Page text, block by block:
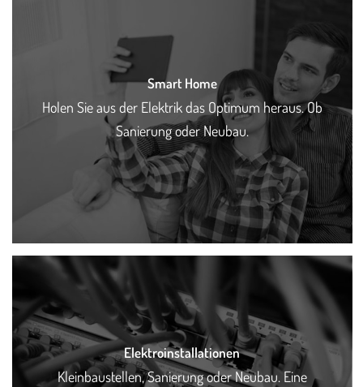
Smart Home
Holen Sie aus der Elektrik das Optimum heraus. Ob
Sanierung oder Neubau.
Elektroinstallationen
Kleinbaustellen, Sanierung oder Neubau. Eine